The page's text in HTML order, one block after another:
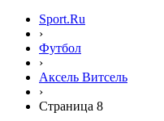
Sport.Ru
›
Футбол
›
Аксель Витсель
›
Страница 8